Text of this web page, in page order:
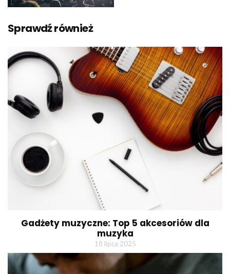
Sprawdź również
Gadżety muzyczne: Top 5 akcesoriów dla
muzyka
18 lipca 2025